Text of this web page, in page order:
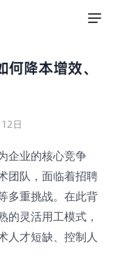
降本增效、
日
企业的核心竞争
团队，面临着招聘
多重挑战。在此背
的灵活用工模式，
人才短缺、控制人